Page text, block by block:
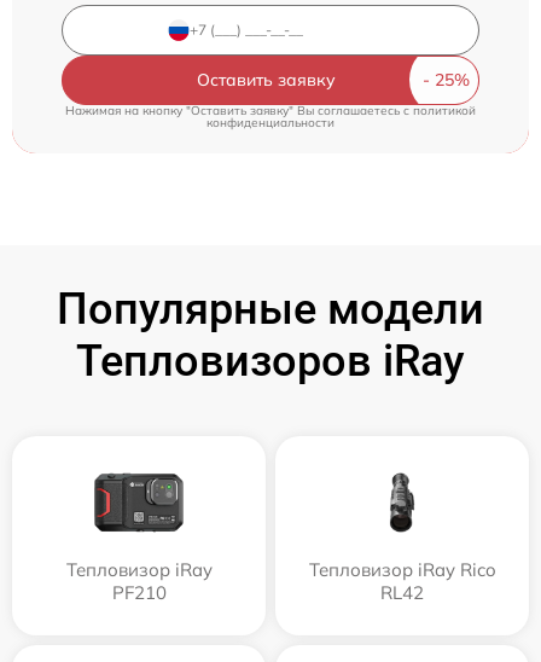
Оставить заявку
Нажимая на кнопку "Оставить заявку" Вы соглашаетесь cполитикой
конфиденциальности
Популярные модели
Тепловизоров iRay
Тепловизор iRay
PF210
Тепловизор iRay Rico
RL42